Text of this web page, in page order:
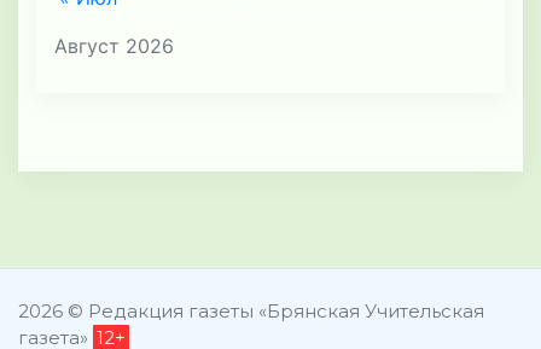
Август 2026
2026 © Редакция газеты «Брянская Учительская
газета» 12+